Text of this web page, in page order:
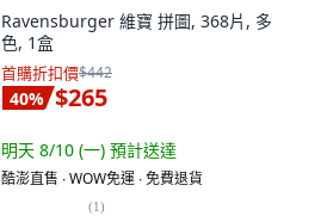
Ravensburger 維寶 拼圖, 368片, 多
色, 1盒
首購折扣價$442
40% $265
明天 8/10 (一) 預計送達
酷澎直售 ∙ WOW免運 ∙ 免費退貨
(1)